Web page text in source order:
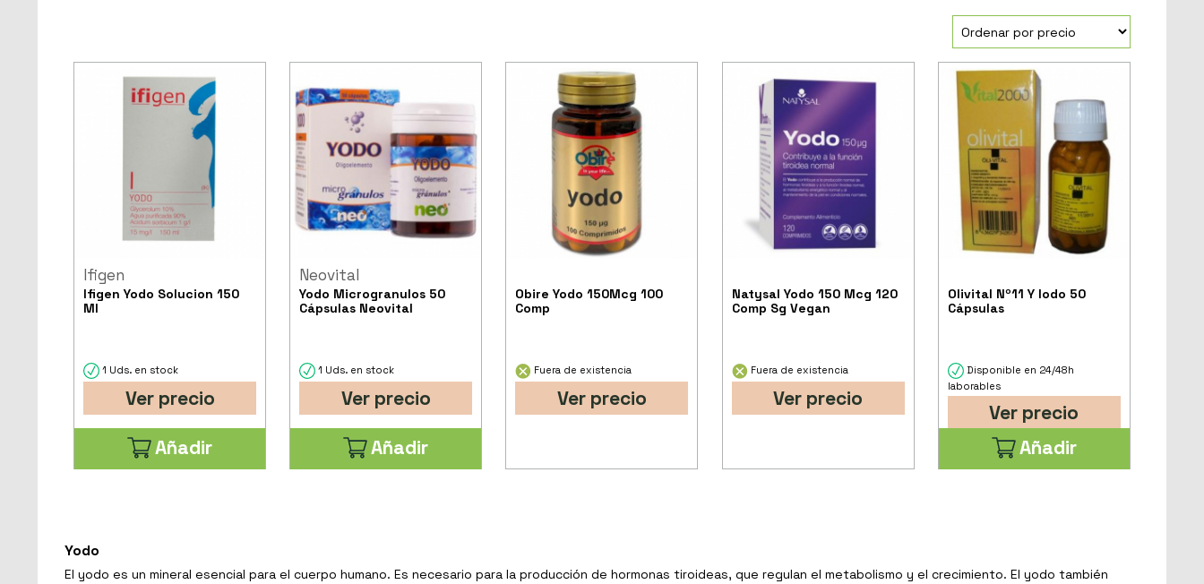
Ifigen
Ifigen Yodo Solucion 150
Ml
1 Uds. en stock
Ver precio
Añadir
Neovital
Yodo Microgranulos 50
Cápsulas Neovital
1 Uds. en stock
Ver precio
Añadir
Obire Yodo 150Mcg 100
Comp
Fuera de existencia
Ver precio
Natysal Yodo 150 Mcg 120
Comp Sg Vegan
Fuera de existencia
Ver precio
Olivital Nº11 Y Iodo 50
Cápsulas
Disponible en 24/48h
laborables
Ver precio
Añadir
Yodo
El yodo es un mineral esencial para el cuerpo humano. Es necesario para la producción de hormonas tiroideas, que regulan el metabolismo y el crecimiento. El yodo también